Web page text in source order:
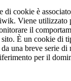
di cookie è
Viene utilizzato
il
È un cookie di
una breve serie di
per il